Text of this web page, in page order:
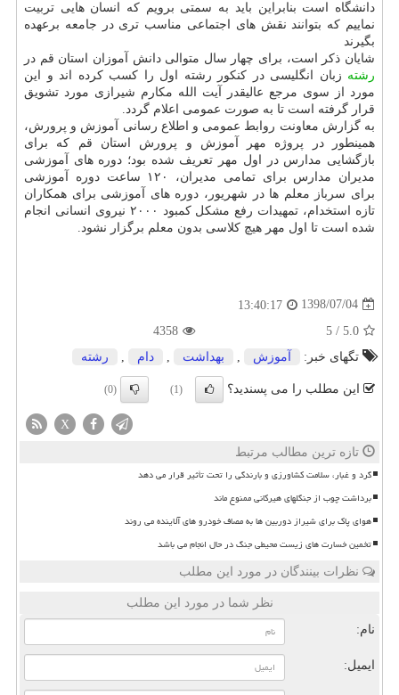
دانشگاه است بنابراین باید به سمتی برویم كه انسان هایی تربیت
نماییم كه بتوانند نقش های اجتماعی مناسب تری در جامعه برعهده
بگیرند
شایان ذكر است، برای چهار سال متوالی دانش آموزان استان قم در
رشته زبان انگلیسی در كنكور رشته اول را كسب كرده اند و این
مورد از سوی مرجع عالیقدر آیت الله مكارم شیرازی مورد تشویق
قرار گرفته است تا به صورت عمومی اعلام گردد.
به گزارش معاونت روابط عمومی و اطلاع رسانی آموزش و پرورش،
همینطور در پروژه مهر آموزش و پرورش استان قم كه برای
بازگشایی مدارس در اول مهر تعریف شده بود؛ دوره های آموزشی
مدیران مدارس برای تمامی مدیران، ۱۲۰ ساعت دوره آموزشی
برای سرباز معلم ها در شهریور، دوره های آموزشی برای همكاران
تازه استخدام، تمهیدات رفع مشكل كمبود ۲۰۰۰ نیروی انسانی انجام
شده است تا اول مهر هیچ كلاسی بدون معلم برگزار نشود.
1398/07/04
13:40:17
5.0
/
5
4358
تگهای خبر:
آموزش بهداشت دام رشته
این مطلب را می پسندید؟ (1)
(0)
X
تازه ترین مطالب مرتبط
گرد و غبار، سلامت کشاورزی و بارندگی را تحت تأثیر قرار می دهد
برداشت چوب از جنگلهای هیرکانی ممنوع ماند
هوای پاک برای شیراز دوربین ها به مصاف خودرو های آلاینده می روند
تخمین خسارت های زیست محیطی جنگ در حال انجام می باشد
نظرات بینندگان در مورد این مطلب
نظر شما در مورد این مطلب
نام:
ایمیل: